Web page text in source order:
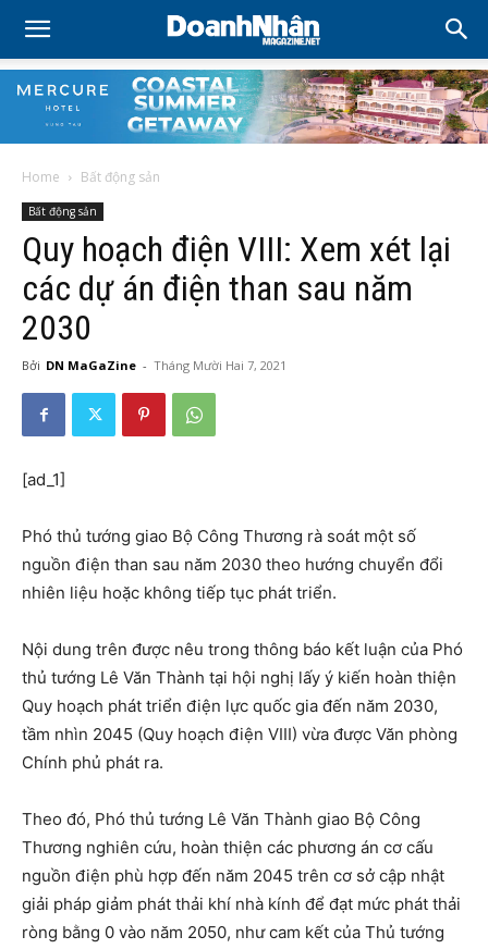
Home Bất động sản
Bất động sản
Quy hoạch điện VIII: Xem xét lại
các dự án điện than sau năm
2030
Bởi DN MaGaZine - Tháng Mười Hai 7, 2021
[ad_1]
Phó thủ tướng giao Bộ Công Thương rà soát một số
nguồn điện than sau năm 2030 theo hướng chuyển đổi
nhiên liệu hoặc không tiếp tục phát triển.
Nội dung trên được nêu trong thông báo kết luận của Phó
thủ tướng Lê Văn Thành tại hội nghị lấy ý kiến hoàn thiện
Quy hoạch phát triển điện lực quốc gia đến năm 2030,
tầm nhìn 2045 (Quy hoạch điện VIII) vừa được Văn phòng
Chính phủ phát ra.
Theo đó, Phó thủ tướng Lê Văn Thành giao Bộ Công
Thương nghiên cứu, hoàn thiện các phương án cơ cấu
nguồn điện phù hợp đến năm 2045 trên cơ sở cập nhật
giải pháp giảm phát thải khí nhà kính để đạt mức phát thải
ròng bằng 0 vào năm 2050, như cam kết của Thủ tướng